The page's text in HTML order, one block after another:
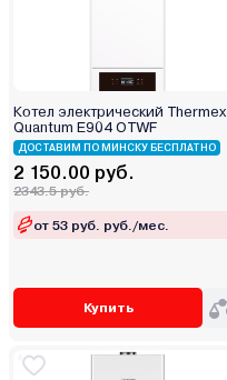
Котел электрический Thermex
Quantum E904 OTWF
ДОСТАВИМ ПО МИНСКУ БЕСПЛАТНО
2 150.00 руб.
2343.5 руб.
от 53 руб. руб./мес.
Купить